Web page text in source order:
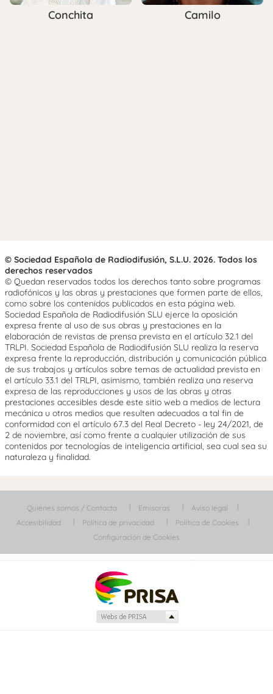
Conchita Camilo
© Sociedad Española de Radiodifusión, S.L.U. 2026. Todos los
derechos reservados
© Quedan reservados todos los derechos tanto sobre programas
radiofónicos y las obras y prestaciones que formen parte de ellos,
como sobre los contenidos publicados en esta página web.
Sociedad Española de Radiodifusión SLU ejerce la oposición
expresa frente al uso de sus obras y prestaciones en la
elaboración de revistas de prensa prevista en el artículo 32.1 del
TRLPI. Sociedad Española de Radiodifusión SLU realiza la reserva
expresa frente la reproducción, distribución y comunicación pública
de sus trabajos y artículos sobre temas de actualidad prevista en
el artículo 33.1 del TRLPI, asimismo, también realiza una reserva
expresa de las reproducciones y usos de las obras y otras
prestaciones accesibles desde este sitio web a medios de lectura
mecánica u otros medios que resulten adecuados a tal fin de
conformidad con el artículo 67.3 del Real Decreto - ley 24/2021, de
2 de noviembre, así como frente a cualquier utilización de sus
contenidos por tecnologías de inteligencia artificial, sea cual sea su
naturaleza y finalidad.
Quiénes somos / Contacta Emisoras
Aviso legal
Accesibilidad
Política de privacidad
Política de Cookies
Configuración de Cookies